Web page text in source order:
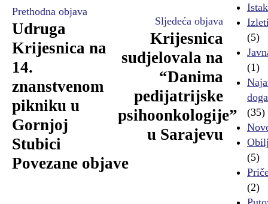
Prethodna objava
Udruga
Krijesnica na
14.
znanstvenom
pikniku u
Gornjoj
Stubici
Sljedeća objava
Krijesnica
sudjelovala na
“Danima
pedijatrijske
psihoonkologije”
u Sarajevu
Povezane objave
(5)
(1)
(35)
(5)
(2)